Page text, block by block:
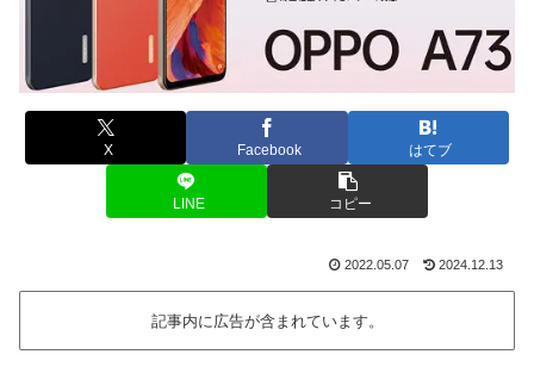
X Facebook はてブ
LINE コピー
2022.05.07 2024.12.13
記事内に広告が含まれています。